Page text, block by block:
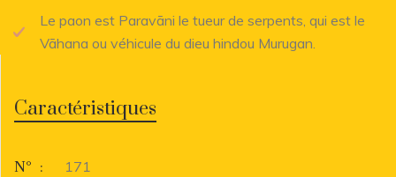
Le paon est Paravāni le tueur de serpents, qui est le
Vāhana ou véhicule du dieu hindou Murugan.
Caractéristiques
N° :
171